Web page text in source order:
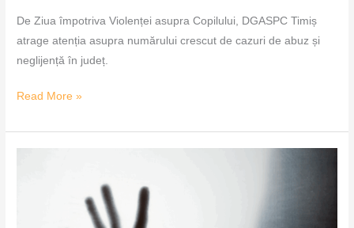
De Ziua împotriva Violenței asupra Copilului, DGASPC Timiș
atrage atenția asupra numărului crescut de cazuri de abuz și
neglijență în județ.
Read More »